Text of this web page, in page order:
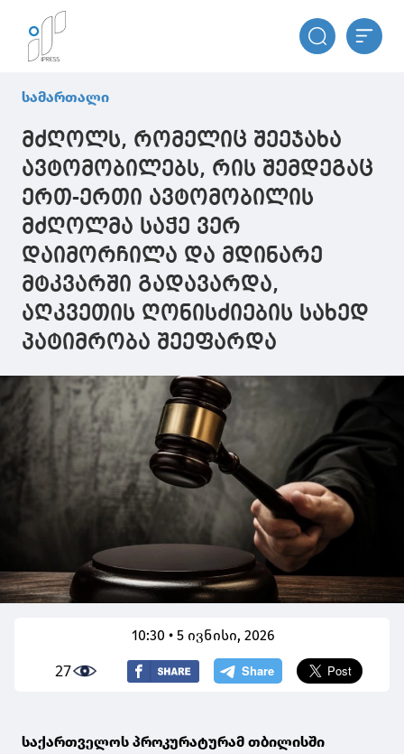
სამართალი
მძღოლს, რომელიც შეეჯახა
ავტომობილებს, რის შემდეგაც
ერთ-ერთი ავტომობილის
მძღოლმა საჭე ვერ
დაიმორჩილა და მდინარე
მტკვარში გადავარდა,
აღკვეთის ღონისძიების სახედ
პატიმრობა შეეფარდა
10:30 • 5 ივნისი, 2026
27
საქართველოს პროკურატურამ თბილისში